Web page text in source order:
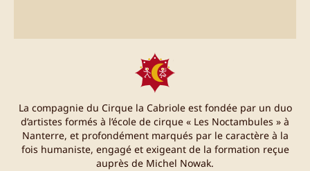
La compagnie du Cirque la Cabriole est fondée par un duo
d’artistes formés à l’école de cirque « Les Noctambules » à
Nanterre, et profondément marqués par le caractère à la
fois humaniste, engagé et exigeant de la formation reçue
auprès de Michel Nowak.